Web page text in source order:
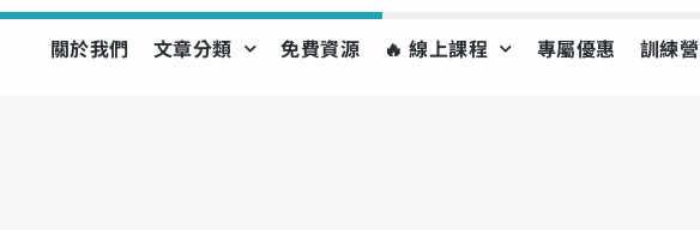
關於我們 文章分類 免費資源 🔥 線上課程 專屬優惠 訓練營